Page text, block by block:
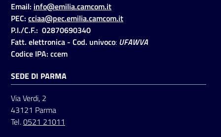
Accedi
Registrati
Email: info@emilia.camcom.it
PEC: cciaa@pec.emilia.camcom.it
P.I./C.F.: 02870690340
Fatt. elettronica - Cod. univoco: UFAWVA
Codice IPA: ccem
SEDE DI PARMA
Via Verdi, 2
43121 Parma
Tel.0521 21011